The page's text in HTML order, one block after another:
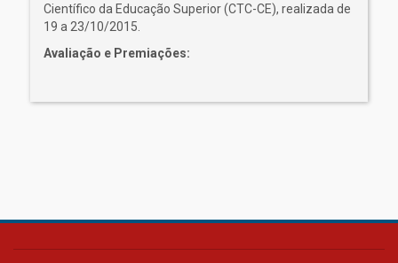
Científico da Educação Superior (CTC-CE), realizada de
19 a 23/10/2015.
Avaliação e Premiações: